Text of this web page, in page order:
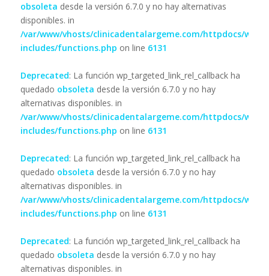
obsoleta desde la versión 6.7.0 y no hay alternativas
disponibles. in
/var/www/vhosts/clinicadentalargeme.com/httpdocs/wp-
includes/functions.php on line 6131
Deprecated: La función wp_targeted_link_rel_callback ha
quedado obsoleta desde la versión 6.7.0 y no hay
alternativas disponibles. in
/var/www/vhosts/clinicadentalargeme.com/httpdocs/wp-
includes/functions.php on line 6131
Deprecated: La función wp_targeted_link_rel_callback ha
quedado obsoleta desde la versión 6.7.0 y no hay
alternativas disponibles. in
/var/www/vhosts/clinicadentalargeme.com/httpdocs/wp-
includes/functions.php on line 6131
Deprecated: La función wp_targeted_link_rel_callback ha
quedado obsoleta desde la versión 6.7.0 y no hay
alternativas disponibles. in